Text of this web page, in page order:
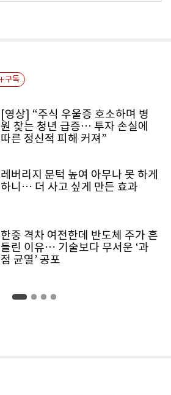
구독
[영상] “주식 우울증 호소하며 병
원 찾는 청년 급증… 투자 손실에
따른 정신적 피해 커져”
레버리지 문턱 높여 아무나 못 하게
하니… 더 사고 싶게 만든 효과
한중 격차 여전한데 반도체 주가 흔
들린 이유… 기술보다 무서운 ‘과
점 균열’ 공포